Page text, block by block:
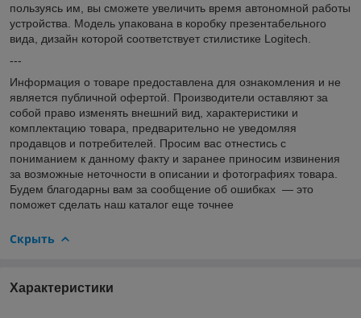
пользуясь им, вы сможете увеличить время автономной работы
устройства. Модель упакована в коробку презентабельного
вида, дизайн которой соответствует стилистике Logitech.
---
Информация о товаре предоставлена для ознакомления и не
является публичной офертой. Производители оставляют за
собой право изменять внешний вид, характеристики и
комплектацию товара, предварительно не уведомляя
продавцов и потребителей. Просим вас отнестись с
пониманием к данному факту и заранее приносим извинения
за возможные неточности в описании и фотографиях товара.
Будем благодарны вам за сообщение об ошибках — это
поможет сделать наш каталог еще точнее
Скрыть
Характеристики